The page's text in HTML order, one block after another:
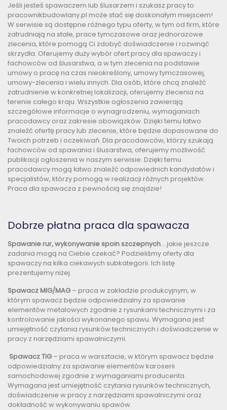
Jeśli jesteś spawaczem lub ślusarzem i szukasz pracy to
pracownikbudowlany.pl może stać się doskonałym miejscem!
W serwisie są dostępne różnego typu oferty, w tym od firm, które
zatrudniają na stałe, prace tymczasowe oraz jednorazowe
zlecenia, które pomogą Ci zdobyć doświadczenie i rozwinąć
skrzydła. Oferujemy duży wybór ofert pracy dla spawaczy i
fachowców od ślusarstwa, a w tym zlecenia na podstawie
umowy o pracę na czas nieokreślony, umowy tymczasowej,
umowy-zlecenia i wielu innych. Dla osób, które chcą znaleźć
zatrudnienie w konkretnej lokalizacji, oferujemy zlecenia na
terenie całego kraju. Wszystkie ogłoszenia zawierają
szczegółowe informacje o wynagrodzeniu, wymaganiach
pracodawcy oraz zakresie obowiązków. Dzięki temu łatwo
znaleźć ofertę pracy lub zlecenie, które będzie dopasowane do
Twoich potrzeb i oczekiwań. Dla pracodawców, którzy szukają
fachowców od spawania i ślusarstwa, oferujemy możliwość
publikacji ogłoszenia w naszym serwisie. Dzięki temu
pracodawcy mogą łatwo znaleźć odpowiednich kandydatów i
specjalistów, którzy pomogą w realizacji różnych projektów.
Praca dla spawacza z pewnością się znajdzie!
Dobrze płatna praca dla spawacza
Spawanie rur, wykonywanie spoin szczepnych... jakie jeszcze
zadania mogą na Ciebie czekać? Podzieliśmy oferty dla
spawaczy na kilka ciekawych subkategorii. Ich listę
prezentujemy niżej.
Spawacz MIG/MAG– praca w zakładzie produkcyjnym, w
którym spawacz będzie odpowiedzialny za spawanie
elementów metalowych zgodnie z rysunkami technicznymi i za
kontrolowanie jakości wykonanego spawu. Wymagana jest
umiejętność czytania rysunków technicznych i doświadczenie w
pracy z narzędziami spawalniczymi.
Spawacz TIG– praca w warsztacie, w którym spawacz będzie
odpowiedzialny za spawanie elementów karoserii
samochodowej zgodnie z wymaganiami producenta.
Wymagana jest umiejętność czytania rysunków technicznych,
doświadczenie w pracy z narzędziami spawalniczymi oraz
dokładność w wykonywaniu spawów.